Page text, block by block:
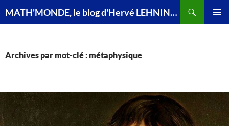
MATH'MONDE, le blog d'Hervé LEHNING, agrégé de mathématiques
Archives par mot-clé : métaphysique